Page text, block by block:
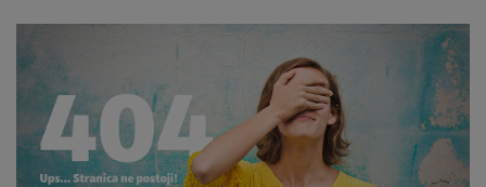
Faktoring
O nama